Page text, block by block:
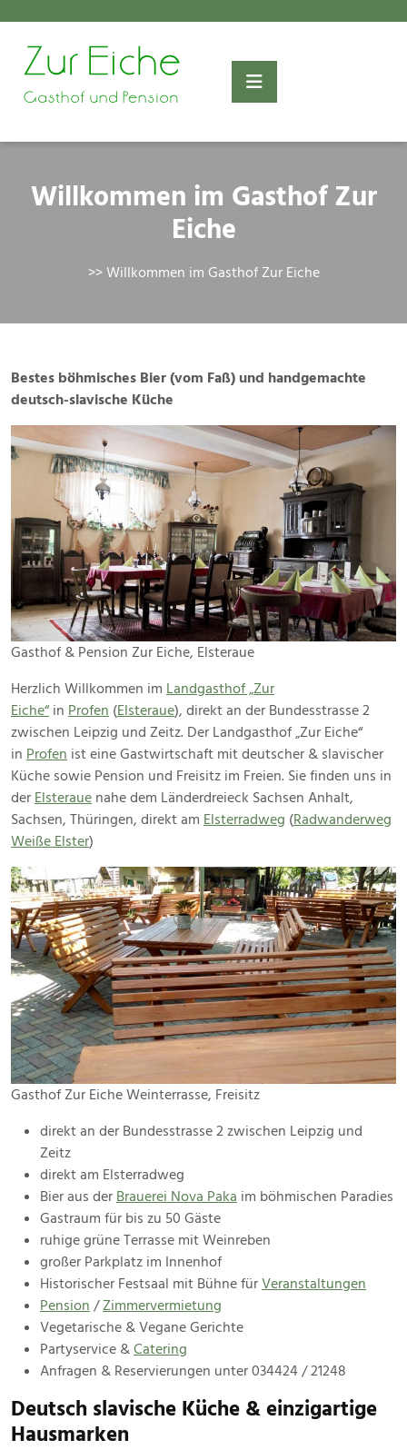
content
Willkommen im Gasthof Zur
Eiche
>> Willkommen im Gasthof Zur Eiche
Bestes böhmisches Bier (vom Faß) und handgemachte
deutsch-slavische Küche
Gasthof & Pension Zur Eiche, Elsteraue
Herzlich Willkommen im Landgasthof „Zur
Eiche“in Profen (Elsteraue), direkt an der Bundesstrasse 2
zwischen Leipzig und Zeitz. Der Landgasthof „Zur Eiche“
in Profen ist eine Gastwirtschaft mit deutscher & slavischer
Küche sowie Pension und Freisitz im Freien. Sie finden uns in
derElsteraue nahe dem Länderdreieck Sachsen Anhalt,
Sachsen, Thüringen, direkt am Elsterradweg (Radwanderweg
Weiße Elster)
Gasthof Zur Eiche Weinterrasse, Freisitz
direkt an der Bundesstrasse 2 zwischen Leipzig und
Zeitz
direkt am Elsterradweg
Bier aus der Brauerei Nova Paka im böhmischen Paradies
Gastraum für bis zu 50 Gäste
ruhige grüne Terrasse mit Weinreben
großer Parkplatz im Innenhof
Historischer Festsaal mit Bühne fürVeranstaltungen
Pension /Zimmervermietung
Vegetarische & Vegane Gerichte
Partyservice &Catering
Anfragen & Reservierungen unter 034424 / 21248
Deutsch slavische Küche & einzigartige
Hausmarken